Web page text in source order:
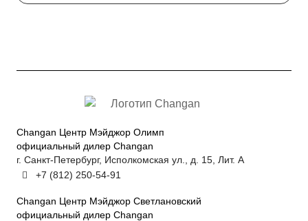
Changan Центр Мэйджор Олимп
официальный дилер Changan
г. Санкт-Петербург, Исполкомская ул., д. 15, Лит. А
+7 (812) 250-54-91
Changan Центр Мэйджор Светлановский
официальный дилер Changan